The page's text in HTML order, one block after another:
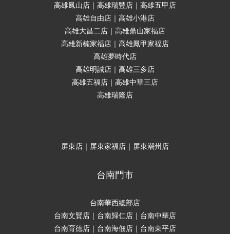
高雄鳳山店｜高雄瑞豐店｜高雄五甲店
高雄自由店｜高雄小港店
高雄大昌二店｜高雄鼎山家福店
高雄新楠家福店｜高雄鳳甲家福店
高雄夢時代店
高雄明誠店｜高雄三多店
高雄五福店｜高雄中華三店
高雄瑞隆店
屏東店｜屏東家福店｜屏東潮州店
台南門市
台南華西總部店
台南文賢店｜台南歸仁店｜台南中華店
台南育德店｜台南海佃店｜台南東平店